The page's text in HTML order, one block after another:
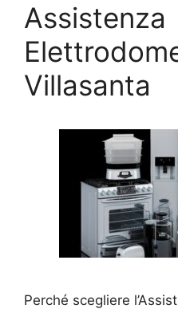
Assistenza
Villasanta
Perché scegliere